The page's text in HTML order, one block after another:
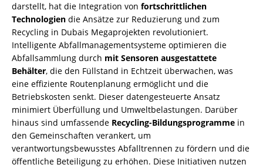
darstellt, hat die Integration von fortschrittlichen
Technologien die Ansätze zur Reduzierung und zum
Recycling in Dubais Megaprojekten revolutioniert.
Intelligente Abfallmanagementsysteme optimieren die
Abfallsammlung durch mit Sensoren ausgestattete
Behälter, die den Füllstand in Echtzeit überwachen, was
eine effiziente Routenplanung ermöglicht und die
Betriebskosten senkt. Dieser datengesteuerte Ansatz
minimiert Überfüllung und Umweltbelastungen. Darüber
hinaus sind umfassende Recycling-Bildungsprogramme in
den Gemeinschaften verankert, um
verantwortungsbewusstes Abfalltrennen zu fördern und die
öffentliche Beteiligung zu erhöhen. Diese Initiativen nutzen